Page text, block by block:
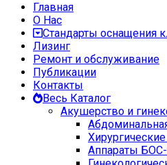
Главная
О Нас
Стандарты оснащения
Лизинг
Ремонт и обслуживание
Публикации
Контакты
Весь Каталог
Акушерство и
Аппараты БОС-